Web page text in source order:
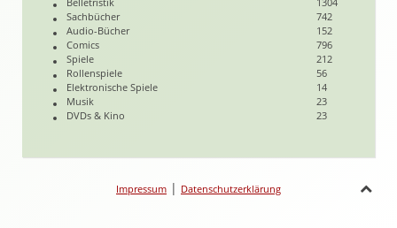
Sachbücher
742
Audio-Bücher
152
Comics
796
Spiele
212
Rollenspiele
56
Elektronische Spiele
14
Musik
23
DVDs & Kino
23
Impressum | Datenschutzerklärung